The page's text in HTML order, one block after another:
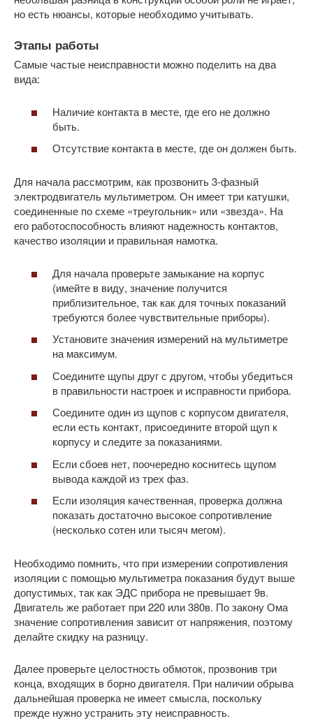
но есть нюансы, которые необходимо учитывать.
Этапы работы
Самые частые неисправности можно поделить на два
вида:
Наличие контакта в месте, где его не должно
быть.
Отсутствие контакта в месте, где он должен быть.
Для начала рассмотрим, как прозвонить 3-фазный
электродвигатель мультиметром. Он имеет три катушки,
соединенные по схеме «треугольник» или «звезда». На
его работоспособность влияют надежность контактов,
качество изоляции и правильная намотка.
Для начала проверьте замыкание на корпус
(имейте в виду, значение получится
приблизительное, так как для точных показаний
требуются более чувствительные приборы).
Установите значения измерений на мультиметре
на максимум.
Соедините щупы друг с другом, чтобы убедиться
в правильности настроек и исправности прибора.
Соедините один из щупов с корпусом двигателя,
если есть контакт, присоедините второй щуп к
корпусу и следите за показаниями.
Если сбоев нет, поочередно коснитесь щупом
вывода каждой из трех фаз.
Если изоляция качественная, проверка должна
показать достаточно высокое сопротивление
(несколько сотен или тысяч мегом).
Необходимо помнить, что при измерении сопротивления
изоляции с помощью мультиметра показания будут выше
допустимых, так как ЭДС прибора не превышает 9в.
Двигатель же работает при 220 или 380в. По закону Ома
значение сопротивления зависит от напряжения, поэтому
делайте скидку на разницу.
Далее проверьте целостность обмоток, прозвонив три
конца, входящих в борно двигателя. При наличии обрыва
дальнейшая проверка не имеет смысла, поскольку
прежде нужно устранить эту неисправность.